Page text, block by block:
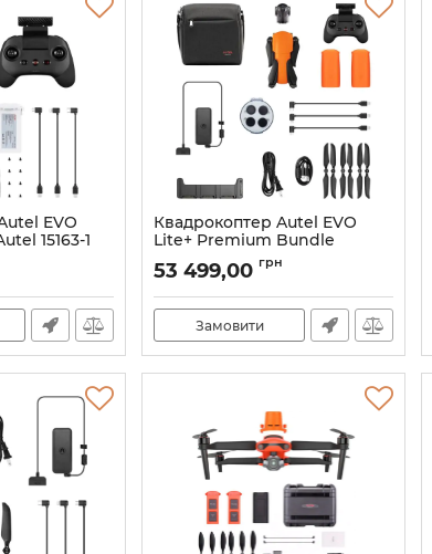
EVO
15163-1
Квадрокоптер Autel EVO
Lite+ Premium Bundle
(Orange) Autel 15141-1
Артикул:21_13503/15141
53 499,00 грн
Замовити